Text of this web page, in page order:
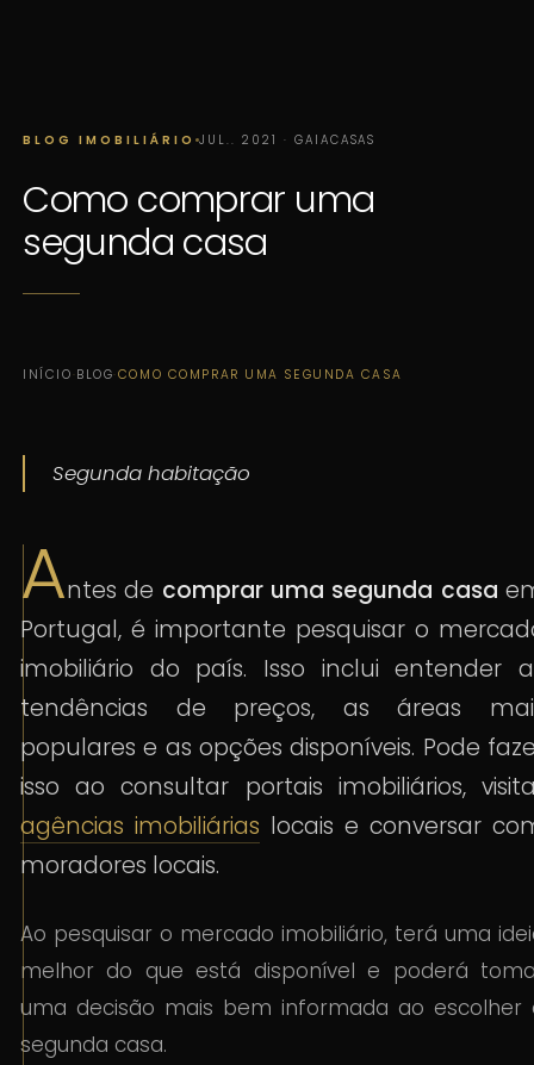
BLOG IMOBILIÁRIO JUL.. 2021 · GAIACASAS
Como comprar uma
segunda casa
INÍCIO·BLOG·COMO COMPRAR UMA SEGUNDA CASA
Segunda habitação
Antes de comprar uma segunda casa
Portugal, é importante pesquisar o
imobiliário do país. Isso inclui entender
tendências de preços, as áreas
populares e as opções disponíveis. Pode
isso ao consultar portais imobiliários,
agências imobiliárias locais e conversar
moradores locais.
Ao pesquisar o mercado imobiliário, terá uma
melhor do que está disponível e poderá
uma decisão mais bem informada ao escolher
segunda casa.